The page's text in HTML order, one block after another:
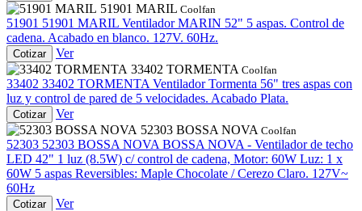
51901 MARIL Coolfan
51901 51901 MARIL Ventilador MARIN 52" 5 aspas. Control de
cadena. Acabado en blanco. 127V. 60Hz.
Cotizar
Ver
33402 TORMENTA Coolfan
33402 33402 TORMENTA Ventilador Tormenta 56" tres aspas con
luz y control de pared de 5 velocidades. Acabado Plata.
Cotizar
Ver
52303 BOSSA NOVA Coolfan
52303 52303 BOSSA NOVA BOSSA NOVA - Ventilador de techo
LED 42" 1 luz (8.5W) c/ control de cadena, Motor: 60W Luz: 1 x
60W 5 aspas Reversibles: Maple Chocolate / Cerezo Claro. 127V~
60Hz
Cotizar
Ver